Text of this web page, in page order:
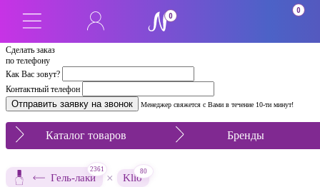
Сделать заказ
по телефону
Как Вас зовут?
Контактный телефон
Менеджер свяжется с Вами в течение 10-ти минут!
0
0
Каталог товаров Бренды
Гель-лаки
2361
× Klio
80